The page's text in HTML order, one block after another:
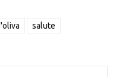
salute